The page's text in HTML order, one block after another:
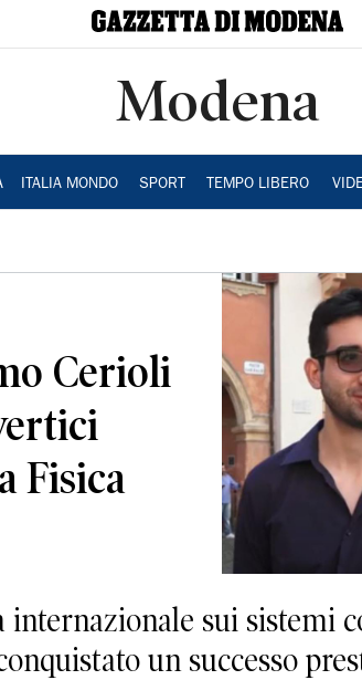
Modena
ITALIA MONDO SPORT TEMPO LIBERO
Cerioli
Fisica
internazionale sui sistemi
un successo